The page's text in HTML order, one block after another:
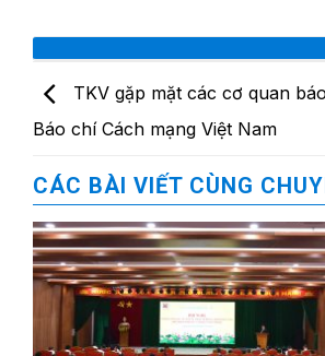
TKV gặp mặt các cơ quan
Báo chí Cách mạng Việt Nam
CÁC BÀI VIẾT CÙNG